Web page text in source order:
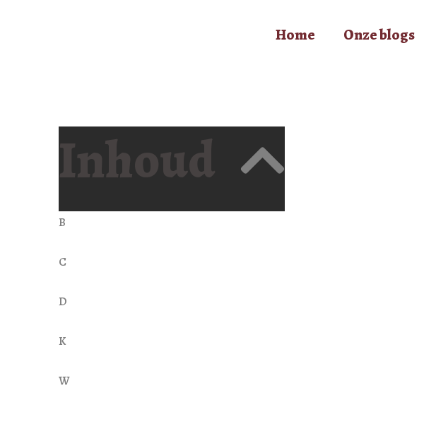
Home Onze blogs
Inhoud
B
C
D
K
W